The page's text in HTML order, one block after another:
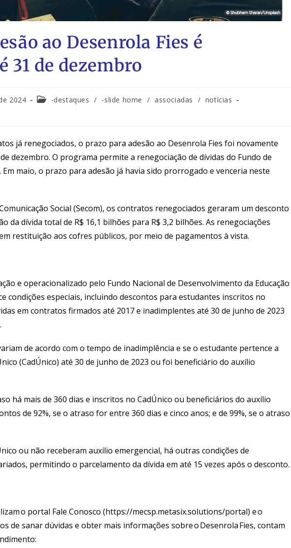
ao Desenrola Fies é
31 de dezembro
2024 -destaques / -slide home / associadas / notícias
já renegociados, o prazo para adesão ao Desenrola Fies foi novamente
dezembro. O programa permite a renegociação de dívidas do Fundo de
Em maio, o prazo para adesão já havia sido prorrogado e venceria neste
Social (Secom), os contratos renegociados geraram um desconto
da dívida total de R$ 16,1 bilhões para R$ 3,2 bilhões. As renegociações
restituição aos cofres públicos, por meio de pagamentos à vista.
e operacionalizado pelo Fundo Nacional de Desenvolvimento da Educação
condições especiais, incluindo descontos para estudantes inscritos no
em contratos firmados até 2017 e inadimplentes até 30 de junho de 2023
de acordo com o tempo de inadimplência e se o estudante pertence a
(CadÚnico) até 30 de junho de 2023 ou foi beneficiário do auxílio
há mais de 360 dias e inscritos no CadÚnico ou beneficiários do auxílio
de 92%, se o atraso for entre 360 dias e cinco anos; e de 99%, se o atraso
ou não receberam auxílio emergencial, há outras condições de
permitindo o parcelamento da dívida em até 15 vezes após o desconto.
o portal Fale Conosco (https://mecsp.metasix.solutions/portal) e o
de sanar dúvidas e obter mais informações sobre o Desenrola Fies, contam